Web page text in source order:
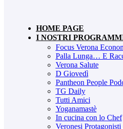
HOME PAGE
I NOSTRI
Focus Verona
Palla Lunga… E
Verona Salute
D Giovedì
Pantheon People
TG Daily
Tutti Amici
Yoganamastè
In cucina con lo Chef
Veronesi Protagonisti